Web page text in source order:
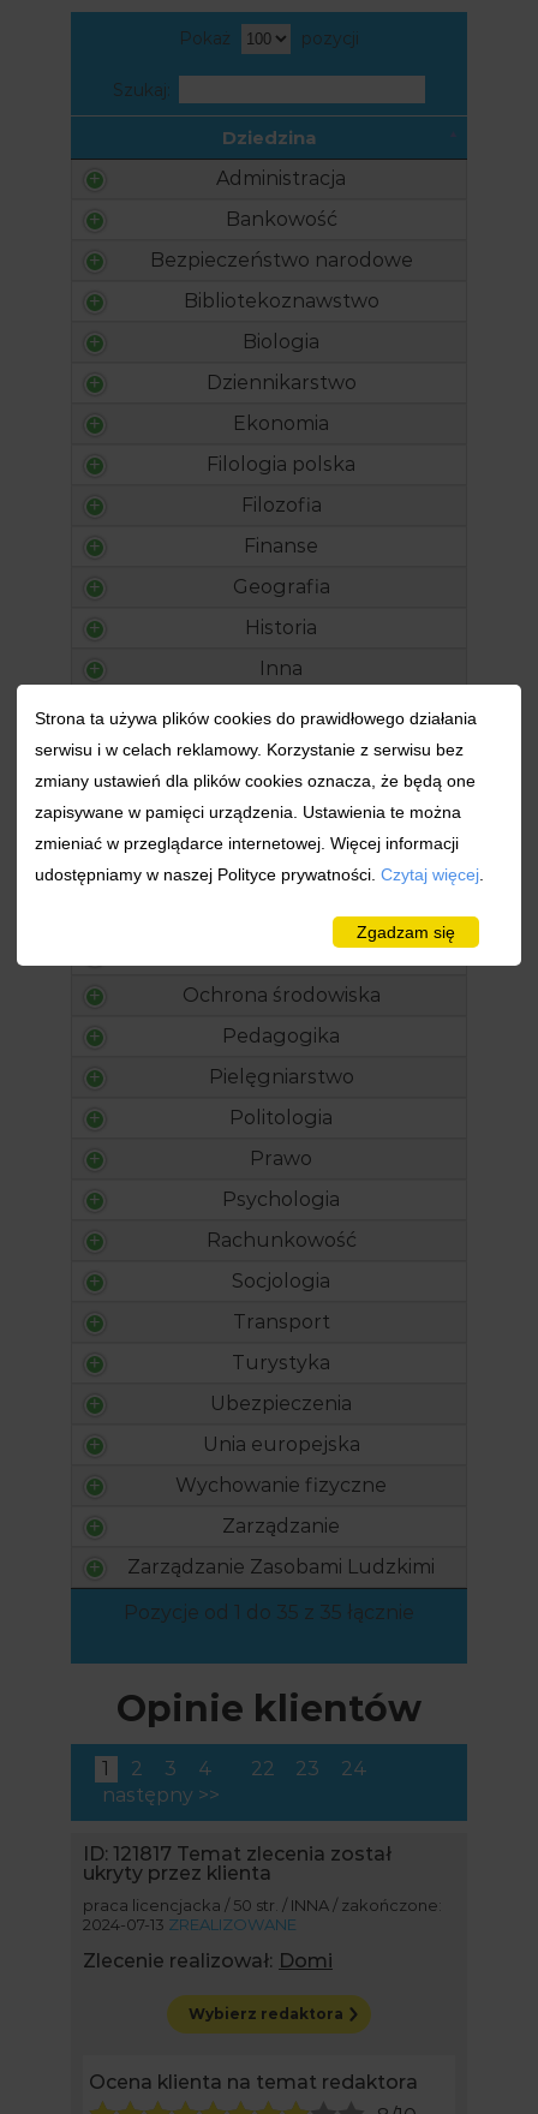
Pokaż pozycji
Szukaj:
Dziedzina
Administracja
Bankowość
Bezpieczeństwo narodowe
Bibliotekoznawstwo
Biologia
Dziennikarstwo
Ekonomia
Filologia polska
Filozofia
Finanse
Geografia
Historia
Inna
Kosmetologia
Kryminologia
Kulturoznawstwo
Marketing
Nieruchomości
Ochrona środowiska
Pedagogika
Pielęgniarstwo
Politologia
Prawo
Psychologia
Rachunkowość
Socjologia
Transport
Turystyka
Ubezpieczenia
Unia europejska
Wychowanie fizyczne
Zarządzanie
Zarządzanie Zasobami Ludzkimi
Pozycje od 1 do 35 z 35 łącznie
Opinie klientów
1 2 3 4 22 23
24
następny >>
ID: 121817 Temat zlecenia został
ukryty przez klienta
praca licencjacka / 50 str. / INNA / zakończone:
2024-07-13 ZREALIZOWANE
Zlecenie realizował: Domi
Wybierz redaktora
Ocena klienta na temat redaktora
Strona ta używa plików cookies do prawidłowego działania
serwisu i w celach reklamowy. Korzystanie z serwisu bez
zmiany ustawień dla plików cookies oznacza, że będą one
zapisywane w pamięci urządzenia. Ustawienia te można
zmieniać w przeglądarce internetowej. Więcej informacji
udostępniamy w naszej Polityce prywatności. Czytaj więcej
Zgadzam się